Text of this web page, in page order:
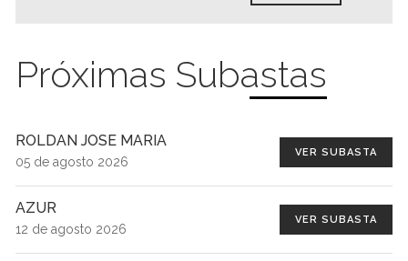
Próximas Subastas
ROLDAN JOSE MARIA
05 de agosto 2026
VER SUBASTA
AZUR
12 de agosto 2026
VER SUBASTA